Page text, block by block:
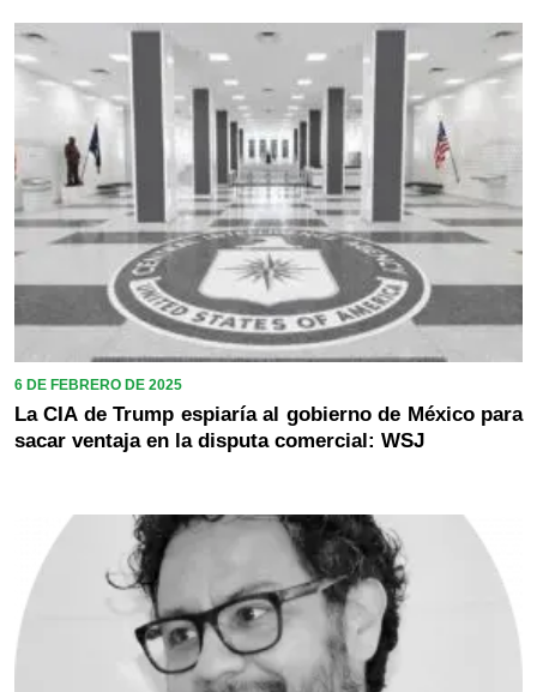
6 DE FEBRERO DE 2025
La CIA de Trump espiaría al gobierno de México para
sacar ventaja en la disputa comercial: WSJ